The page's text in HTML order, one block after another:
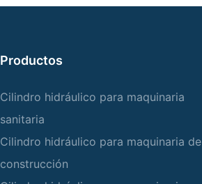
Productos
Cilindro hidráulico para maquinaria
sanitaria
Cilindro hidráulico para maquinaria de
construcción